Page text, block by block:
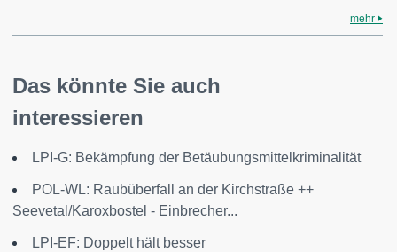
mehr
Das könnte Sie auch
interessieren
LPI-G: Bekämpfung der Betäubungsmittelkriminalität
POL-WL: Raubüberfall an der Kirchstraße ++
Seevetal/Karoxbostel - Einbrecher...
LPI-EF: Doppelt hält besser